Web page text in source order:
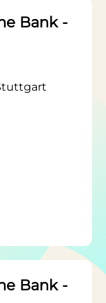
Bank -
Bank -